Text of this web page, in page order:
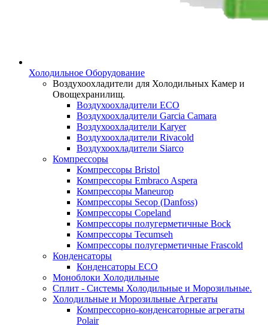
Холодильное Оборудование
Воздухоохладители для Холодильных Камер и
Овощехранилищ.
Воздухоохладители ECO
Воздухоохладители Garcia Camara
Воздухоохладители Karyer
Воздухоохладители Rivacold
Воздухоохладители Siarco
Компрессоры
Компрессоры Bristol
Компрессоры Embraco Aspera
Компрессоры Maneurop
Компрессоры Secop (Danfoss)
Компрессоры Copeland
Компрессоры полугерметичные Bock
Компрессоры Tecumseh
Компрессоры полугерметичные Frascold
Конденсаторы
Конденсаторы ECO
Моноблоки Холодильные
Сплит - Системы Холодильные и Морозильные.
Холодильные и Морозильные Агрегаты
Компрессорно-конденсаторные агрегаты
Polair